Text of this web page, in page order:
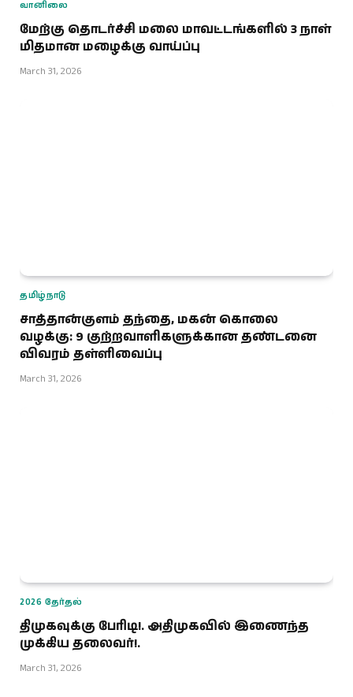
வானிலை
மேற்கு தொடர்ச்சி மலை மாவட்டங்களில் 3 நாள்
மிதமான மழைக்கு வாய்ப்பு
March 31, 2026
தமிழ்நாடு
சாத்தான்குளம் தந்தை, மகன் கொலை
வழக்கு: 9 குற்றவாளிகளுக்கான தண்டனை
விவரம் தள்ளிவைப்பு
March 31, 2026
2026 தேர்தல்
திமுகவுக்கு பேரிடி!. அதிமுகவில் இணைந்த
முக்கிய தலைவர்!.
March 31, 2026